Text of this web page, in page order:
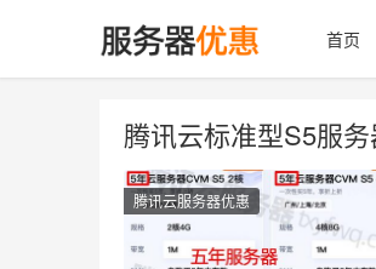
首页
腾讯云标准型S5服务
腾讯云服务器优惠